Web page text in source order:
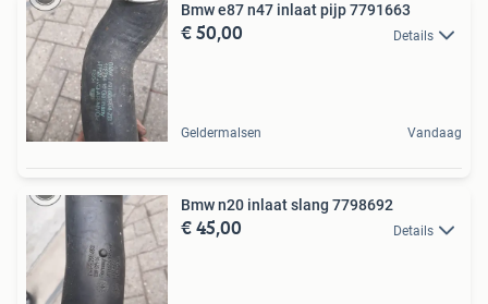
Bmw e87 n47 inlaat pijp 7791663
€ 50,00 Details
Geldermalsen Vandaag
Bmw n20 inlaat slang 7798692
€ 45,00 Details